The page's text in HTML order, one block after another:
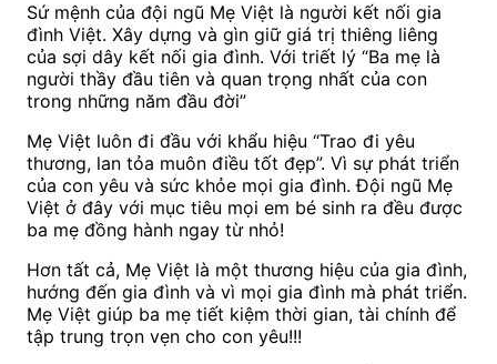
Sứ mệnh của đội ngũ Mẹ Việt là người kết nối gia
đình Việt. Xây dựng và gìn giữ giá trị thiêng liêng
của sợi dây kết nối gia đình. Với triết lý “Ba mẹ là
người thầy đầu tiên và quan trọng nhất của con
trong những năm đầu đời”
Mẹ Việt luôn đi đầu với khẩu hiệu “Trao đi yêu
thương, lan tỏa muôn điều tốt đẹp”. Vì sự phát triển
của con yêu và sức khỏe mọi gia đình. Đội ngũ Mẹ
Việt ở đây với mục tiêu mọi em bé sinh ra đều được
ba mẹ đồng hành ngay từ nhỏ!
Hơn tất cả, Mẹ Việt là một thương hiệu của gia đình,
hướng đến gia đình và vì mọi gia đình mà phát triển.
Mẹ Việt giúp ba mẹ tiết kiệm thời gian, tài chính để
tập trung trọn vẹn cho con yêu!!!